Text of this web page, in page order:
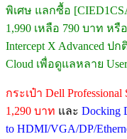
พิเศษ แลกซื้อ
1,990 เหลือ 790 บาท หรื
Intercept X Advanced ป
Cloud เพื่อดูแลหลาย
กระเป๋า Dell
1,290 บาท และ Docking
to HDMI/VGA/DP/